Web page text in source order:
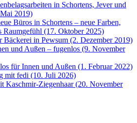
in Schortens, Jever und
2019)
Büros in Schortens – neue Farben,
Raumgefühl (17. Oktober 2025)
Bäckerei in Pewsum (2. Dezember 2019)
und Außen – fugenlos (9. November
für Innen und Außen (1. Februar 2022)
mit fedi (10. Juli 2026)
Kaschmir-Ziegenhaar (20. November